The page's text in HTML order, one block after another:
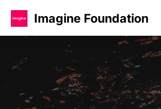
Imagine Foundation